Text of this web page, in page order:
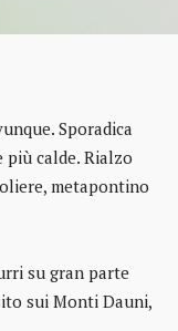
Sporadica
calde. Rialzo
metapontino
su gran parte
sui Monti Dauni,